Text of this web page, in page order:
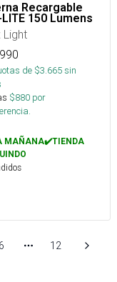
Recargable
LITE 150 Lumens
Light
de $3.665sin
$880 por
MAÑANA✔️TIENDA
6
Más páginas
12